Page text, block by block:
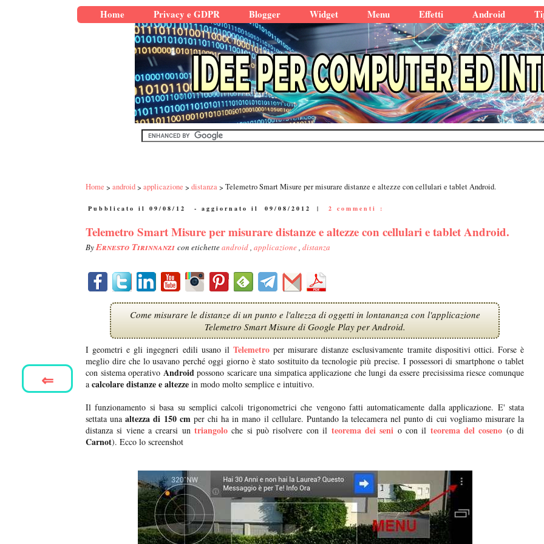
Home Privacy e GDPR Blogger Widget Menu Effetti Android
Home android applicazione distanza Telemetro Smart Misure per misurare distanze e altezze con cellulari e tablet Android.
Pubblicato il 09/08/12 - aggiornato il 09/08/2012 | 2 commenti :
Telemetro Smart Misure per misurare distanze e altezze con cellulari e tablet Android.
ByErnesto Tirinnanzi con etichetteandroid, applicazione, distanza
Come misurare le distanze di un punto e l'altezza di oggetti in lontananza con l'applicazione
Telemetro Smart Misure di Google Play per Android.
I geometri e gli ingegneri edili usano il Telemetroper misurare distanze esclusivamente tramite dispositivi ottici. Forse è
meglio dire che lo usavano perché oggi giorno è stato sostituito da tecnologie più precise. I possessori di smartphone o tablet
con sistema operativo Androidpossono scaricare una simpatica applicazione che lungi da essere precisissima riesce comunque
a calcolare distanze e altezze in modo molto semplice e intuitivo.
Il funzionamento si basa su semplici calcoli trigonometrici che vengono fatti automaticamente dalla applicazione. E' stata
settata unaaltezza di 150 cmper chi ha in mano il cellulare. Puntando la telecamera nel punto di cui vogliamo misurare la
distanza si viene a crearsi untriangolo che si può risolvere con il teorema dei seni o con il teorema del coseno (o di
Carnot). Ecco lo screenshot
⇐